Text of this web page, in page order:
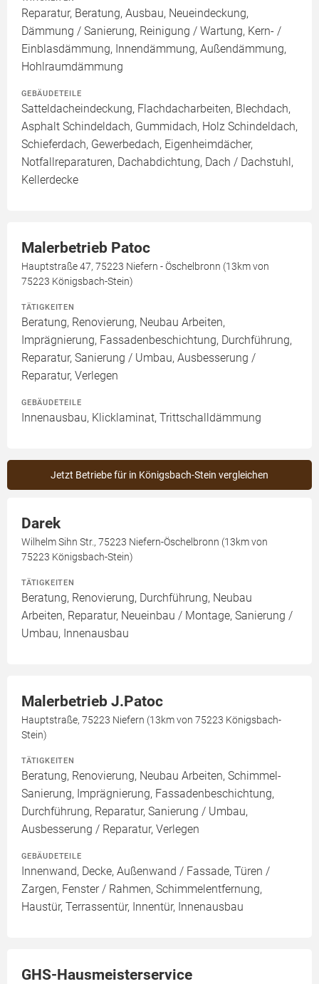
Reparatur, Beratung, Ausbau, Neueindeckung,
Dämmung / Sanierung, Reinigung / Wartung, Kern- /
Einblasdämmung, Innendämmung, Außendämmung,
Hohlraumdämmung
GEBÄUDETEILE
Satteldacheindeckung, Flachdacharbeiten, Blechdach,
Asphalt Schindeldach, Gummidach, Holz Schindeldach,
Schieferdach, Gewerbedach, Eigenheimdächer,
Notfallreparaturen, Dachabdichtung, Dach / Dachstuhl,
Kellerdecke
Malerbetrieb Patoc
Hauptstraße 47, 75223 Niefern - Öschelbronn (13km von
75223 Königsbach-Stein)
TÄTIGKEITEN
Beratung, Renovierung, Neubau Arbeiten,
Imprägnierung, Fassadenbeschichtung, Durchführung,
Reparatur, Sanierung / Umbau, Ausbesserung /
Reparatur, Verlegen
GEBÄUDETEILE
Innenausbau, Klicklaminat, Trittschalldämmung
Jetzt Betriebe für in Königsbach-Stein vergleichen
Darek
Wilhelm Sihn Str., 75223 Niefern-Öschelbronn (13km von
75223 Königsbach-Stein)
TÄTIGKEITEN
Beratung, Renovierung, Durchführung, Neubau
Arbeiten, Reparatur, Neueinbau / Montage, Sanierung /
Umbau, Innenausbau
Malerbetrieb J.Patoc
Hauptstraße, 75223 Niefern (13km von 75223 Königsbach-
Stein)
TÄTIGKEITEN
Beratung, Renovierung, Neubau Arbeiten, Schimmel-
Sanierung, Imprägnierung, Fassadenbeschichtung,
Durchführung, Reparatur, Sanierung / Umbau,
Ausbesserung / Reparatur, Verlegen
GEBÄUDETEILE
Innenwand, Decke, Außenwand / Fassade, Türen /
Zargen, Fenster / Rahmen, Schimmelentfernung,
Haustür, Terrassentür, Innentür, Innenausbau
GHS-Hausmeisterservice